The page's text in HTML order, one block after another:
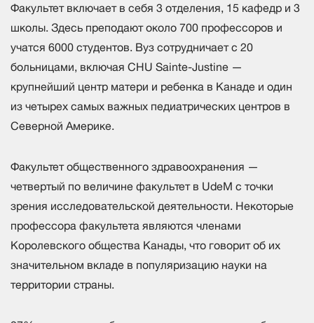
Факультет включает в себя 3 отделения, 15 кафедр и 3
школы. Здесь преподают около 700 профессоров и
учатся 6000 студентов. Вуз сотрудничает с 20
больницами, включая CHU Sainte-Justine —
крупнейший центр матери и ребенка в Канаде и один
из четырех самых важных педиатрических центров в
Северной Америке.
Факультет общественного здравоохранения —
четвертый по величине факультет в UdeM с точки
зрения исследовательской деятельности. Некоторые
профессора факультета являются членами
Королевского общества Канады, что говорит об их
значительном вкладе в популяризацию науки на
территории страны.